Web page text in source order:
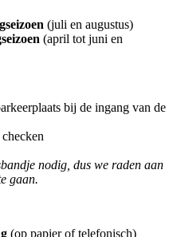
(juli en augustus)
(april tot juni en
bij de ingang van de
nodig, dus we raden aan
gaan.
(op papier of telefonisch)